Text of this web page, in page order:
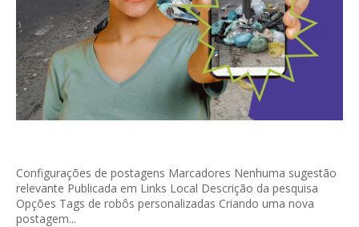
Configurações de postagens Marcadores Nenhuma sugestão
relevante Publicada em Links Local Descrição da pesquisa
Opções Tags de robôs personalizadas Criando uma nova
postagem...